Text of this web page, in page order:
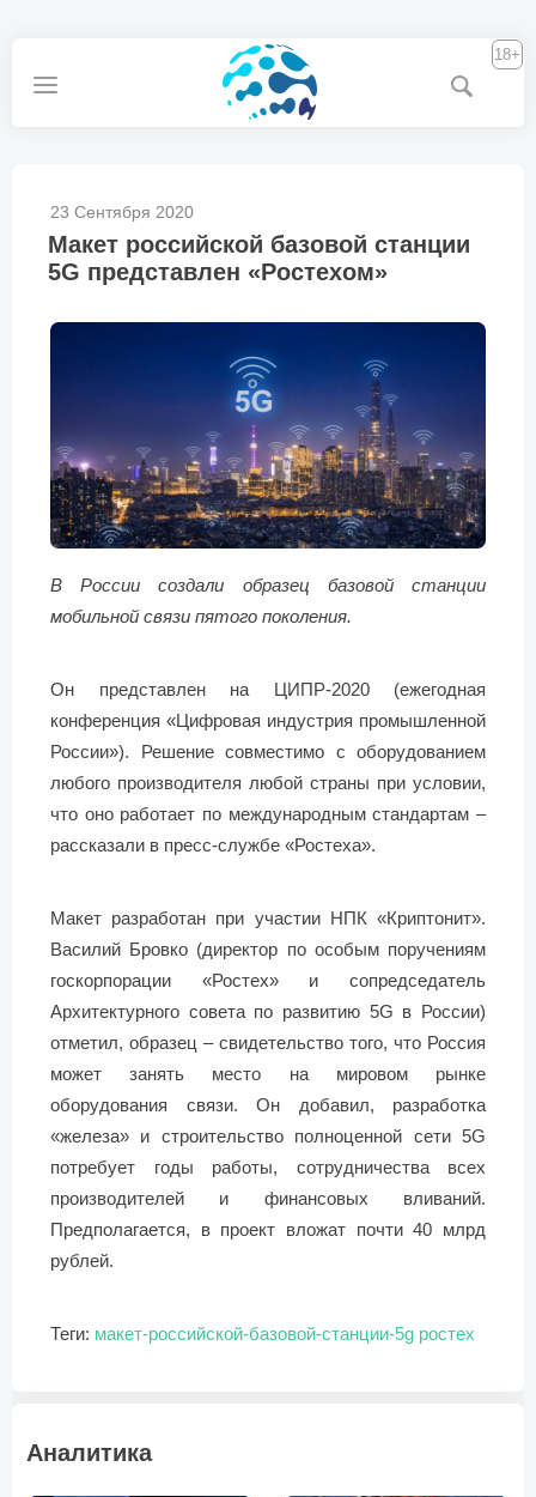
18+
23 Сентября 2020
Макет российской базовой станции
5G представлен «Ростехом»
В России создали образец базовой станции
мобильной связи пятого поколения.
Он представлен на ЦИПР-2020 (ежегодная
конференция «Цифровая индустрия промышленной
России»). Решение совместимо с оборудованием
любого производителя любой страны при условии,
что оно работает по международным стандартам –
рассказали в пресс-службе «Ростеха».
Макет разработан при участии НПК «Криптонит».
Василий Бровко (директор по особым поручениям
госкорпорации «Ростех» и сопредседатель
Архитектурного совета по развитию 5G в России)
отметил, образец – свидетельство того, что Россия
может занять место на мировом рынке
оборудования связи. Он добавил, разработка
«железа» и строительство полноценной сети 5G
потребует годы работы, сотрудничества всех
производителей и финансовых вливаний.
Предполагается, в проект вложат почти 40 млрд
рублей.
Теги: макет-российской-базовой-станции-5g ростех
Аналитика